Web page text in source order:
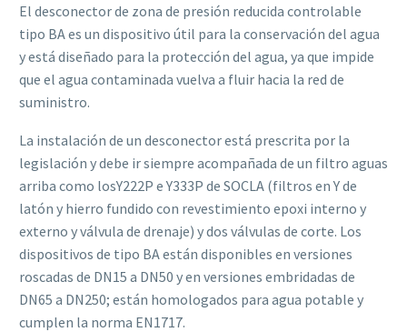
El desconector de zona de presión reducida controlable
tipo BA es un dispositivo útil para la conservación del agua
y está diseñado para la protección del agua, ya que impide
que el agua contaminada vuelva a fluir hacia la red de
suministro.
La instalación de un desconector está prescrita por la
legislación y debe ir siempre acompañada de un filtro aguas
arriba como losY222P e Y333P de SOCLA (filtros en Y de
latón y hierro fundido con revestimiento epoxi interno y
externo y válvula de drenaje) y dos válvulas de corte. Los
dispositivos de tipo BA están disponibles en versiones
roscadas de DN15 a DN50 y en versiones embridadas de
DN65 a DN250; están homologados para agua potable y
cumplen la norma EN1717.